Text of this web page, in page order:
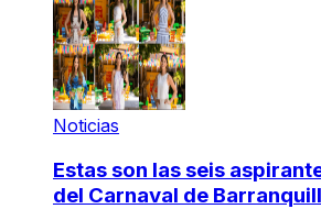
Noticias
Estas son las seis
del Carnaval de